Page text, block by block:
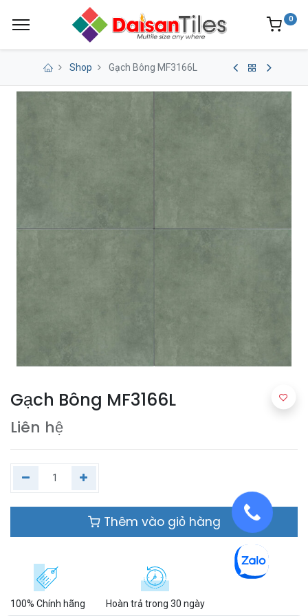
0
Shop Gạch Bông MF3166L
Gạch Bông MF3166L
Liên hệ
Thêm vào giỏ hàng
100% Chính hãng Hoàn trả trong 30 ngày